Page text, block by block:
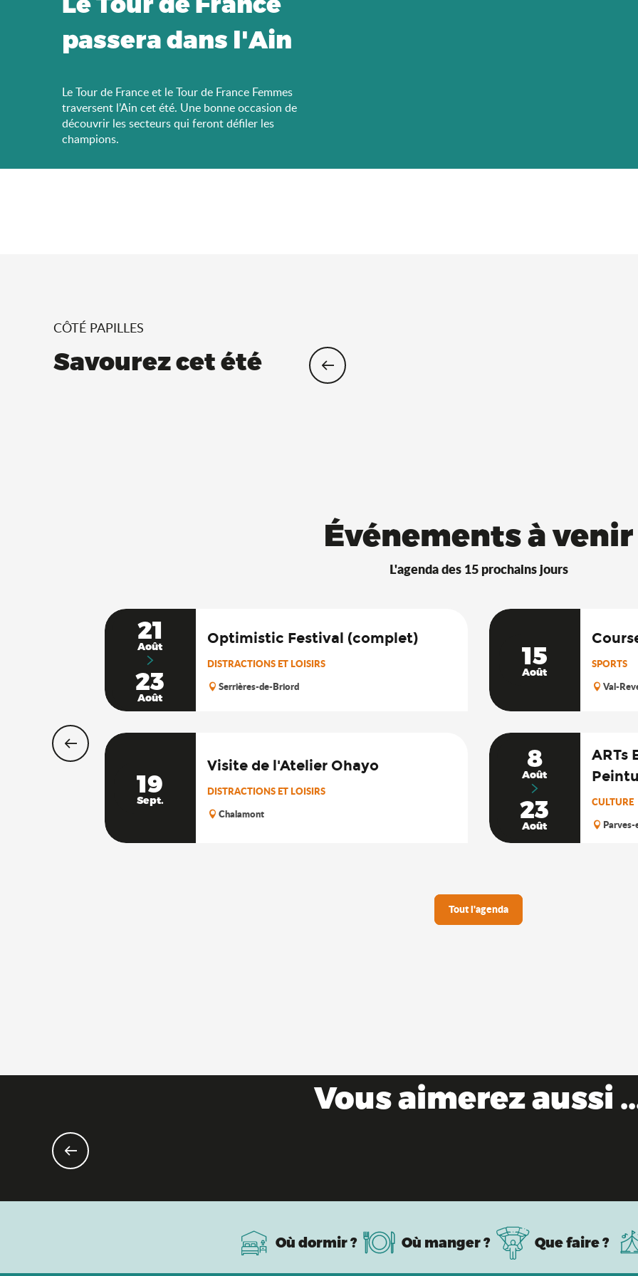
passera dans l'Ain
Le Tour de France et le Tour de France Femmes
traversent l’Ain cet été. Une bonne occasion de
découvrir les secteurs qui feront défiler les
champions.
CÔTÉ PAPILLES
Savourez cet été
Événements à venir
L'agenda des 15 prochains jours
21
Août
23
Août
Optimistic Festival (complet)
DISTRACTIONS ET LOISIRS
Serrières-de-Briord
15
Août
SPORTS
Val-
19
Sept.
Visite de l'Atelier Ohayo
DISTRACTIONS ET LOISIRS
Chalamont
8
Août
23
Août
ARTs
CULTURE
Tout l'agenda
Vous aimerez aussi
Où dormir ? Où manger ? Que faire ?